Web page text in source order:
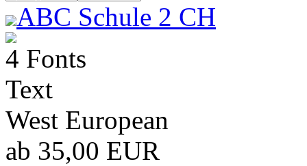
ABC Schule 2 CH
4 Fonts
Text
West European
ab 35,00 EUR